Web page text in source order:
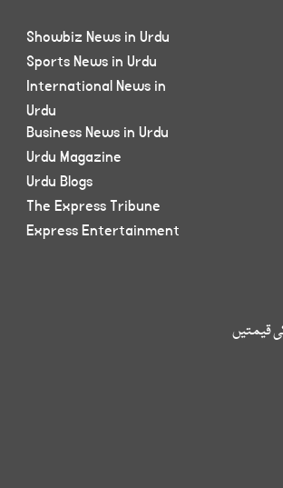
قیمتیں
Showbiz News in Urdu
Sports News in Urdu
International News in
Urdu
Business News in Urdu
Urdu Magazine
Urdu Blogs
The Express Tribune
Express Entertainment